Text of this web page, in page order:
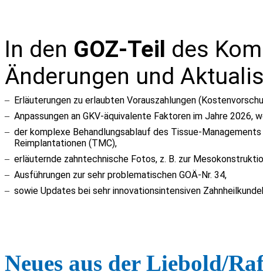
In den GOZ-Teil des
Änderungen und
– Erläuterungen zu erlaubten Vorauszahlungen
– Anpassungen an GKV-äquivalente Faktoren im Jahre
– der komplexe Behandlungsablauf des Tissue-
Reimplantationen (TMC),
– erläuternde zahntechnische Fotos, z. B. zur
– Ausführungen zur sehr problematischen GOÄ-Nr. 34,
– sowie Updates bei sehr innovationsintensiven
Neues aus der Liebold/